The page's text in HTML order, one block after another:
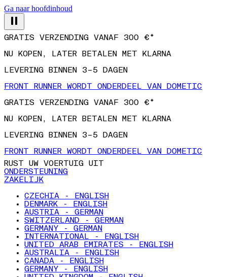
Ga naar hoofdinhoud
GRATIS VERZENDING VANAF 300 €*
NU KOPEN, LATER BETALEN MET KLARNA
LEVERING BINNEN 3–5 DAGEN
FRONT RUNNER WORDT ONDERDEEL VAN DOMETIC
GRATIS VERZENDING VANAF 300 €*
NU KOPEN, LATER BETALEN MET KLARNA
LEVERING BINNEN 3–5 DAGEN
FRONT RUNNER WORDT ONDERDEEL VAN DOMETIC
RUST UW VOERTUIG UIT
ONDERSTEUNING
ZAKELIJK
CZECHIA - ENGLISH
DENMARK - ENGLISH
AUSTRIA - GERMAN
SWITZERLAND - GERMAN
GERMANY - GERMAN
INTERNATIONAL - ENGLISH
UNITED ARAB EMIRATES - ENGLISH
AUSTRALIA - ENGLISH
CANADA - ENGLISH
GERMANY - ENGLISH